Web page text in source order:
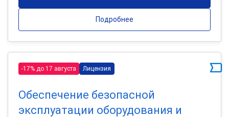
Подробнее
-17% до 17 августа Лицензия
Обеспечение безопасной
эксплуатации оборудования и